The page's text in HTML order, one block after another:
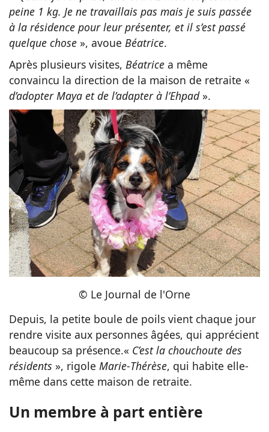
peine 1 kg. Je ne travaillais pas mais je suis passée
à la résidence pour leur présenter, et il s’est passé
quelque chose », avoue Béatrice.
Après plusieurs visites, Béatrice a même
convaincu la direction de la maison de retraite «
d’adopter Maya et de l’adapter à l’Ehpad».
© Le Journal de l'Orne
Depuis, la petite boule de poils vient chaque jour
rendre visite aux personnes âgées, qui apprécient
beaucoup sa présence.« C’est la chouchoute des
résidents », rigole Marie-Thérèse, qui habite elle-
même dans cette maison de retraite.
Un membre à part entière